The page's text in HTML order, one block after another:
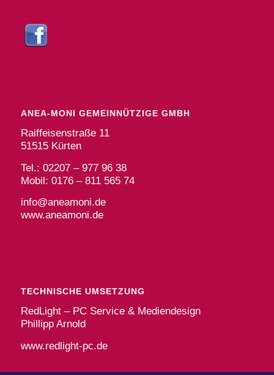
ANEA-MONI GEMEINNÜTZIGE GMBH
Raiffeisenstraße 11
51515 Kürten
Tel.: 02207 – 977 96 38
Mobil: 0176 – 811 565 74
info@aneamoni.de
www.aneamoni.de
TECHNISCHE UMSETZUNG
RedLight – PC Service & Mediendesign
Phillipp Arnold
www.redlight-pc.de